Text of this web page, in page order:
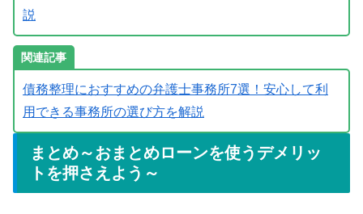
説
債務整理におすすめの弁護士事務所7選！安心して利
用できる事務所の選び方を解説
まとめ～おまとめローンを使うデメリッ
トを押さえよう～